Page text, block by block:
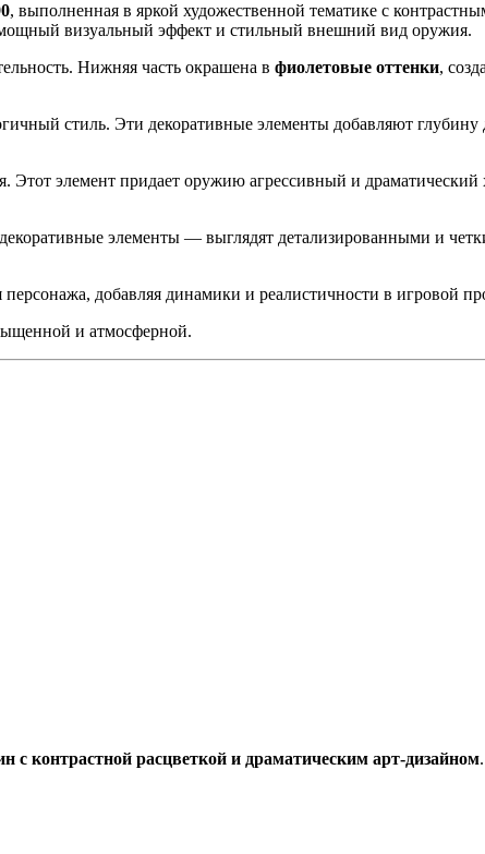
, выполненная в яркой художественной тематике с
мощный визуальный эффект и стильный внешний вид оружия.
Нижняя часть окрашена в фиолетовые оттенки,
стиль. Эти декоративные элементы добавляют глубину
Этот элемент придает оружию агрессивный и драматический
элементы — выглядят детализированными и
добавляя динамики и реалистичности в игровой
и атмосферной.
с контрастной расцветкой и драматическим арт-дизайном.